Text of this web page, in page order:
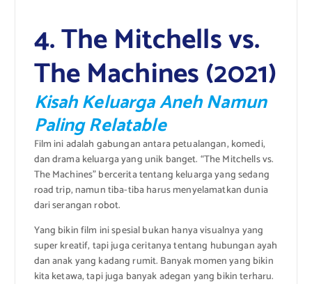
4. The Mitchells vs.
The Machines (2021)
Kisah Keluarga Aneh Namun
Paling Relatable
Film ini adalah gabungan antara petualangan, komedi,
dan drama keluarga yang unik banget. “The Mitchells vs.
The Machines” bercerita tentang keluarga yang sedang
road trip, namun tiba-tiba harus menyelamatkan dunia
dari serangan robot.
Yang bikin film ini spesial bukan hanya visualnya yang
super kreatif, tapi juga ceritanya tentang hubungan ayah
dan anak yang kadang rumit. Banyak momen yang bikin
kita ketawa, tapi juga banyak adegan yang bikin terharu.